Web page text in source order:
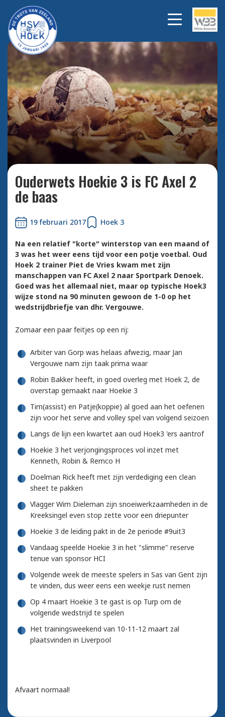
Bekijk alle foto's
Ouderwets Hoekie 3 is FC Axel 2
de baas
19 februari 2017 Hoek 3
Na een relatief "korte" winterstop van een maand of
3 was het weer eens tijd voor een potje voetbal. Oud
Hoek 2 trainer Piet de Vries kwam met zijn
manschappen van FC Axel 2 naar Sportpark Denoek.
Goed was het allemaal niet, maar op typische Hoek3
wijze stond na 90 minuten gewoon de 1-0 op het
wedstrijdbriefje van dhr. Vergouwe.
Zomaar een paar feitjes op een rij:
Arbiter van Gorp was helaas afwezig, maar Jan
Vergouwe nam zijn taak prima waar
Robin Bakker heeft, in goed overleg met Hoek 2, de
overstap gemaakt naar Hoekie 3
Tim(assist) en Patje(koppie) al goed aan het oefenen
zijn voor het serve and volley spel van volgend seizoen
Langs de lijn een kwartet aan oud Hoek3 'ers aantrof
Hoekie 3 het verjongingsproces vol inzet met
Kenneth, Robin & Remco H
Doelman Rick heeft met zijn verdediging een clean
sheet te pakken
Vlagger Wim Dieleman zijn snoeiwerkzaamheden in de
Kreeksingel even stop zette voor een driepunter
Hoekie 3 de leiding pakt in de 2e periode #9uit3
Vandaag speelde Hoekie 3 in het "slimme" reserve
tenue van sponsor HCI
Volgende week de meeste spelers in Sas van Gent zijn
te vinden, dus weer eens een weekje rust nemen
Op 4 maart Hoekie 3 te gast is op Turp om de
volgende wedstrijd te spelen
Het trainingsweekend van 10-11-12 maart zal
plaatsvinden in Liverpool
Afvaart normaal!